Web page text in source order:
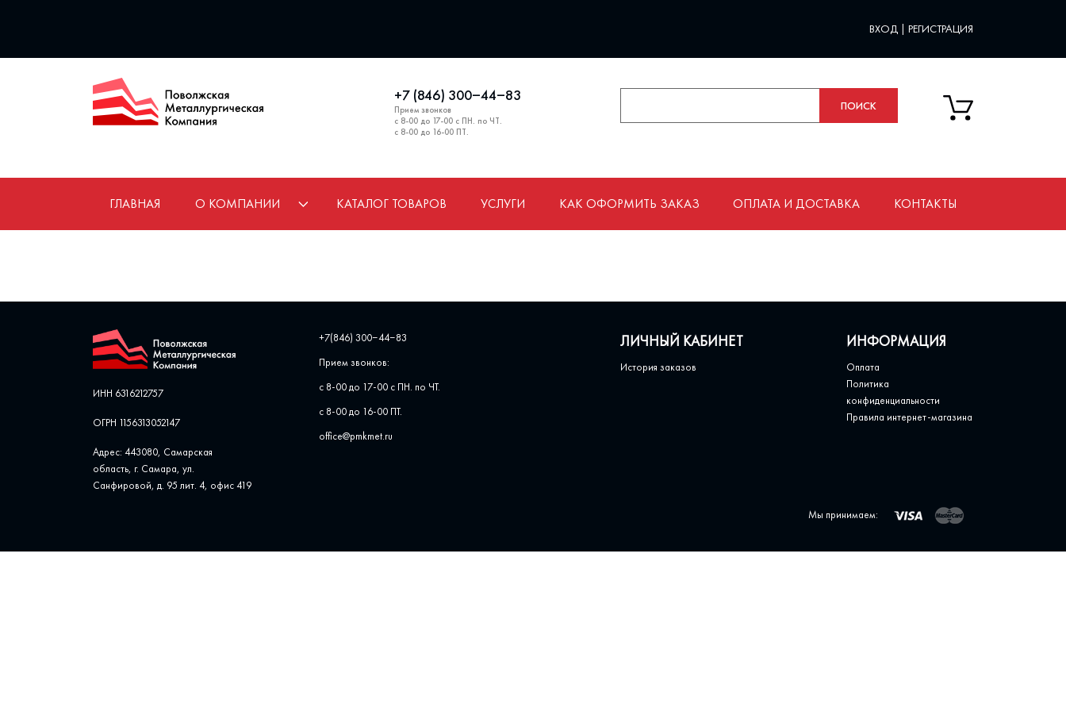
ВХОД | РЕГИСТРАЦИЯ
+7 (846) 300‒44‒83
Прием звонков
с 8-00 до 17-00 с ПН. по ЧТ.
с 8-00 до 16-00 ПТ.
ГЛАВНАЯ О КОМПАНИИ КАТАЛОГ ТОВАРОВ УСЛУГИ КАК ОФОРМИТЬ ЗАКАЗ ОПЛАТА И ДОСТАВКА КОНТАКТЫ
ИНН 6316212757
ОГРН 1156313052147
Адрес: 443080, Самарская
область, г. Самара, ул. ​
Санфировой, д. 95 лит. 4, офис ​419
+7(846) 300‒44‒83
Прием звонков:
с 8-00 до 17-00 с ПН. по ЧТ.
с 8-00 до 16-00 ПТ.
office@pmkmet.ru
ЛИЧНЫЙ КАБИНЕТ
История заказов
ИНФОРМАЦИЯ
Оплата
Политика
конфиденциальности
Правила интернет-магазина
Мы принимаем: